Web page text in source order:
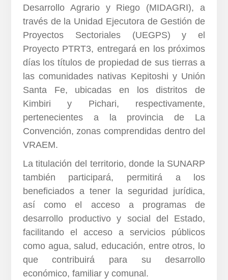
Desarrollo Agrario y Riego (MIDAGRI), a
través de la Unidad Ejecutora de Gestión de
Proyectos Sectoriales (UEGPS) y el
Proyecto PTRT3, entregará en los próximos
días los títulos de propiedad de sus tierras a
las comunidades nativas Kepitoshi y Unión
Santa Fe, ubicadas en los distritos de
Kimbiri y Pichari, respectivamente,
pertenecientes a la provincia de La
Convención, zonas comprendidas dentro del
VRAEM.
La titulación del territorio, donde la SUNARP
también participará, permitirá a los
beneficiados a tener la seguridad jurídica,
así como el acceso a programas de
desarrollo productivo y social del Estado,
facilitando el acceso a servicios públicos
como agua, salud, educación, entre otros, lo
que contribuirá para su desarrollo
económico, familiar y comunal.